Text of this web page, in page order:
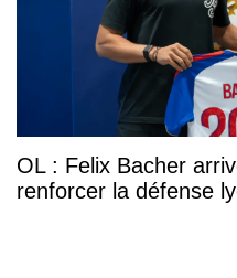
OL : Felix Bacher
renforcer la défense